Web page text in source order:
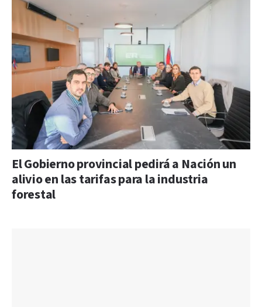
El Gobierno provincial pedirá a Nación un
alivio en las tarifas para la industria
forestal